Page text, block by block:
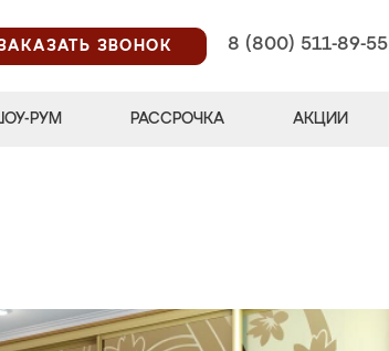
ЗВОНОК
8 (800) 511-89-55
РУМ РАССРОЧКА АКЦИИ